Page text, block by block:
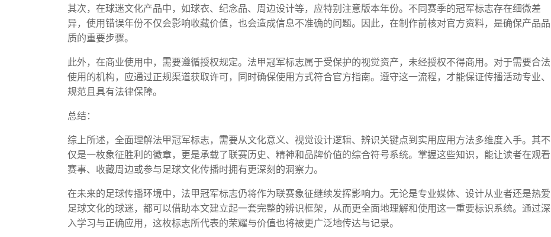
其次，在球迷文化产品中，如球衣、纪念品、周边设计等，应特别注意版本年份。不同赛季的冠军标志存在细微差
异，使用错误年份不仅会影响收藏价值，也会造成信息不准确的问题。因此，在制作前核对官方资料，是确保产品品
质的重要步骤。
此外，在商业使用中，需要遵循授权规定。法甲冠军标志属于受保护的视觉资产，未经授权不得商用。对于需要合法
使用的机构，应通过正规渠道获取许可，同时确保使用方式符合官方指南。遵守这一流程，才能保证传播活动专业、
规范且具有法律保障。
总结：
综上所述，全面理解法甲冠军标志，需要从文化意义、视觉设计逻辑、辨识关键点到实用应用方法多维度入手。其不
仅是一枚象征胜利的徽章，更是承载了联赛历史、精神和品牌价值的综合符号系统。掌握这些知识，能让读者在观看
赛事、收藏周边或参与足球文化传播时拥有更深刻的洞察力。
在未来的足球传播环境中，法甲冠军标志仍将作为联赛象征继续发挥影响力。无论是专业媒体、设计从业者还是热爱
足球文化的球迷，都可以借助本文建立起一套完整的辨识框架，从而更全面地理解和使用这一重要标识系统。通过深
入学习与正确应用，这枚标志所代表的荣耀与价值也将被更广泛地传达与记录。